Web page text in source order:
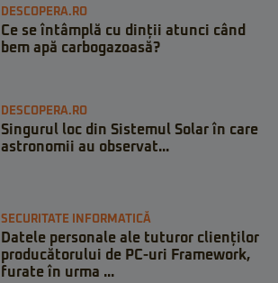
DESCOPERA.RO
Ce se întâmplă cu dinții atunci când
bem apă carbogazoasă?
DESCOPERA.RO
Singurul loc din Sistemul Solar în care
astronomii au observat...
SECURITATE INFORMATICĂ
Datele personale ale tuturor clienților
producătorului de PC-uri Framework,
furate în urma ...